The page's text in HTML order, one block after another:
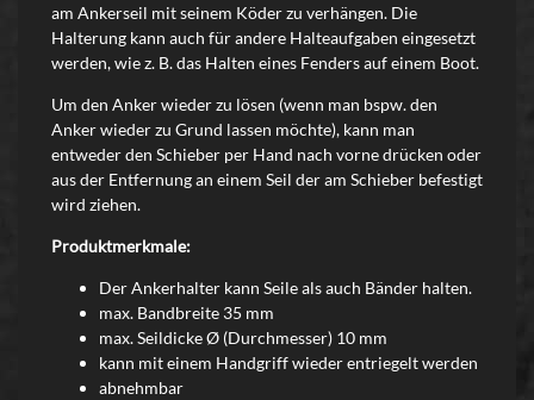
am Ankerseil mit seinem Köder zu verhängen. Die
Halterung kann auch für andere Halteaufgaben eingesetzt
werden, wie z. B. das Halten eines Fenders auf einem Boot.
Um den Anker wieder zu lösen (wenn man bspw. den
Anker wieder zu Grund lassen möchte), kann man
entweder den Schieber per Hand nach vorne drücken oder
aus der Entfernung an einem Seil der am Schieber befestigt
wird ziehen.
Produktmerkmale:
Der Ankerhalter kann Seile als auch Bänder halten.
max. Bandbreite 35 mm
max. Seildicke Ø (Durchmesser) 10 mm
kann mit einem Handgriff wieder entriegelt werden
abnehmbar